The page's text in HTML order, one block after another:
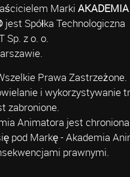
Marki AKADEMIA
jest Spółka Technologiczna
Sp. z o. o.
Prawa Zastrzeżone.
i wykorzystywanie
zabronione.
Animatora jest
pod Markę - Akademia
prawnymi.